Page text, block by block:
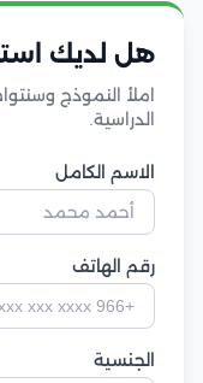
هل لديك
املأ النموذج
الدراسية.
الاسم الكامل
رقم الهاتف
الجنسية